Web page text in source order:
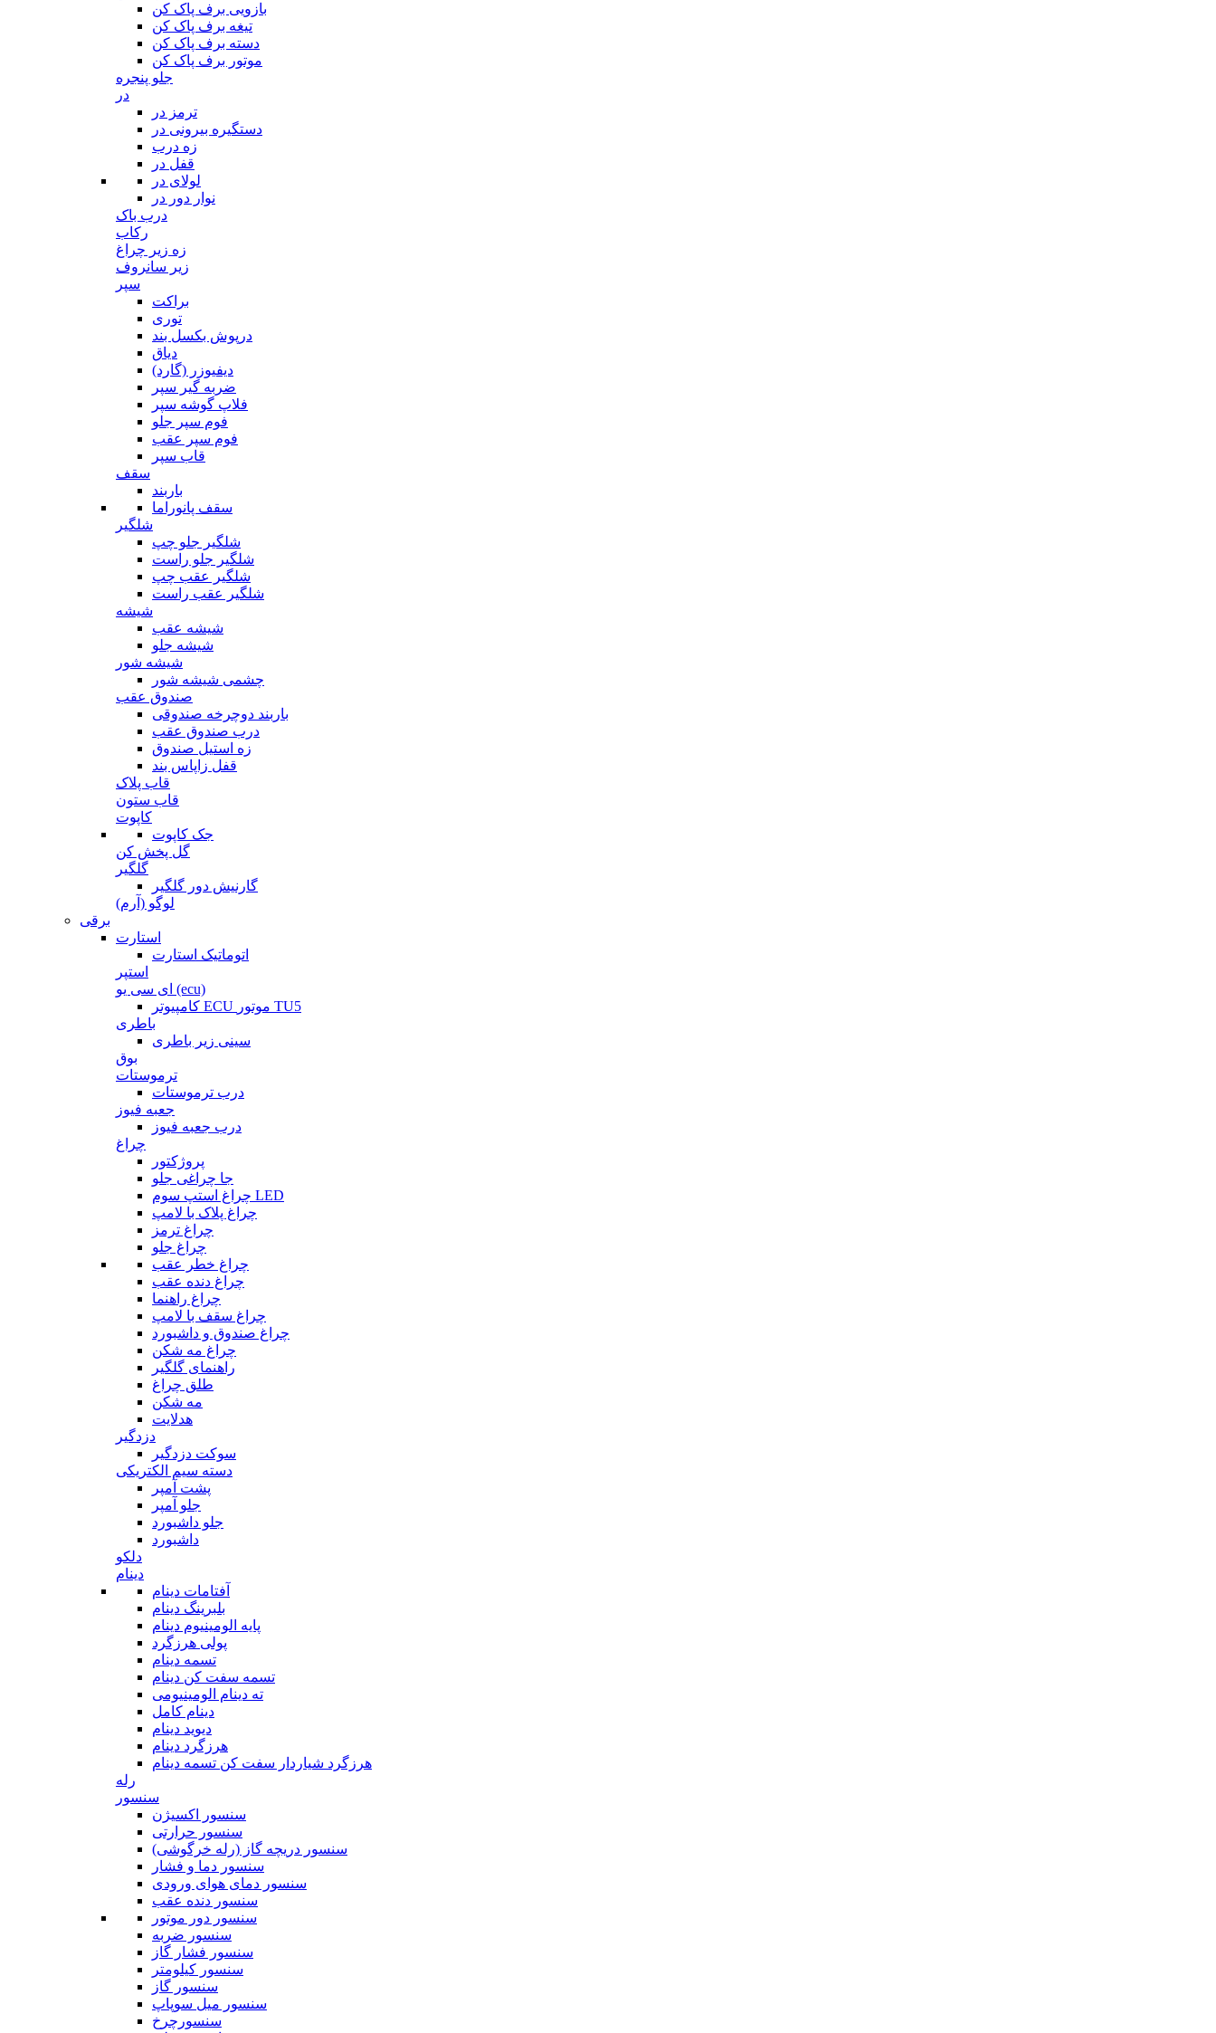
بازویی برف پاک کن
تیغه برف پاک کن
دسته برف پاک کن
موتور برف پاک کن
جلو پنجره
در
ترمز در
دستگیره بیرونی در
زه درب
قفل در
لولای در
نوار دور در
درب باک
رکاب
زه زیر چراغ
زیر سانروف
سپر
براکت
توری
درپوش بکسل بند
دیاق
دیفیوزر (گارد)
ضربه گیر سپر
فلاپ گوشه سپر
فوم سپر جلو
فوم سپر عقب
قاب سپر
سقف
باربند
سقف پانوراما
شلگیر
شلگیر جلو چپ
شلگیر جلو راست
شلگیر عقب چپ
شلگیر عقب راست
شیشه
شیشه عقب
شیشه جلو
شیشه شور
چشمی شیشه شور
صندوق عقب
باربند دوچرخه صندوقی
درب صندوق عقب
زه استیل صندوق
قفل زاپاس بند
قاب پلاک
قاب ستون
کاپوت
جک کاپوت
گل پخش کن
گلگیر
گارنیش دور گلگیر
لوگو (آرم)
برقی
استارت
اتوماتیک استارت
استپر
ای سی یو (ecu)
کامپیوتر ECU موتور TU5
باطری
سینی زیر باطری
بوق
ترموستات
درب ترموستات
جعبه فیوز
درب جعبه فیوز
چراغ
پروژکتور
جا چراغی جلو
چراغ استپ سوم LED
چراغ پلاک با لامپ
چراغ ترمز
چراغ جلو
چراغ خطر عقب
چراغ دنده عقب
چراغ راهنما
چراغ سقف با لامپ
چراغ صندوق و داشبورد
چراغ مه شکن
راهنمای گلگیر
طلق چراغ
مه شکن
هدلایت
دزدگیر
سوکت دزدگیر
دسته سیم الکتریکی
پشت آمپر
جلو آمپر
جلو داشبورد
داشبورد
دلکو
دینام
آفتامات دینام
بلبرینگ دینام
پایه الومینیوم دینام
پولی هرزگرد
تسمه دینام
تسمه سفت کن دینام
ته دینام الومینیومی
دینام کامل
دیوید دینام
هرزگرد دینام
هرزگرد شیاردار سفت کن تسمه دینام
رله
سنسور
سنسور اکسیژن
سنسور حرارتی
سنسور دریچه گاز (رله خرگوشی)
سنسور دما و فشار
سنسور دمای هوای ورودی
سنسور دنده عقب
سنسور دور موتور
سنسور ضربه
سنسور فشار گاز
سنسور کیلومتر
سنسور گاز
سنسور میل سوپاپ
سنسورچرخ